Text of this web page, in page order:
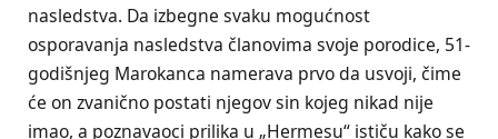
nasledstva. Da izbegne svaku mogućnost
osporavanja nasledstva članovima svoje porodice, 51-
godišnjeg Marokanca namerava prvo da usvoji, čime
će on zvanično postati njegov sin kojeg nikad nije
imao, a poznavaoci prilika u „Hermesu“ ističu kako se